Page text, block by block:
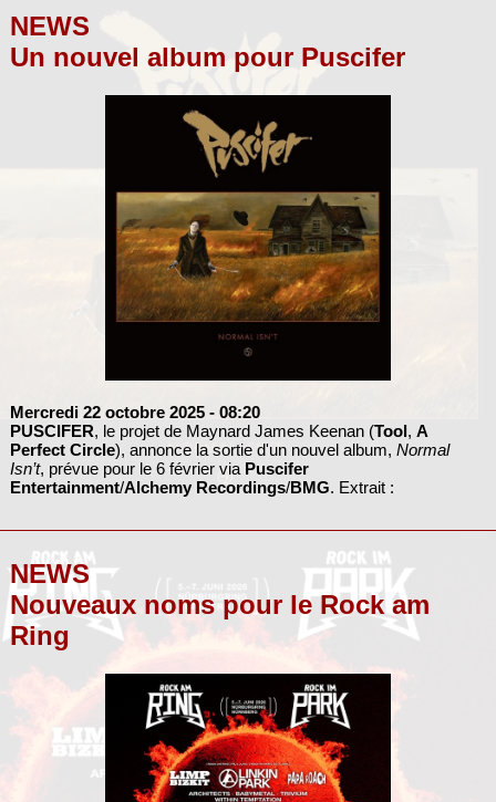
NEWS
Un nouvel album pour Puscifer
Mercredi 22 octobre 2025 - 08:20
PUSCIFER, le projet de Maynard James Keenan (Tool, A
Perfect Circle), annonce la sortie d'un nouvel album, Normal
Isn’t, prévue pour le 6 février via Puscifer
Entertainment/Alchemy Recordings/BMG. Extrait :
NEWS
Nouveaux noms pour le Rock am
Ring